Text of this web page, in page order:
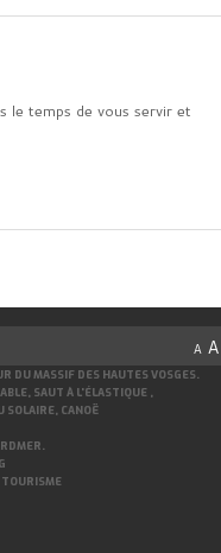
le temps de vous servir et
A A
DU MASSIF DES HAUTES VOSGES.
SAUT À L'ÉLASTIQUE ,
SOLAIRE, CANOË
TOURISME